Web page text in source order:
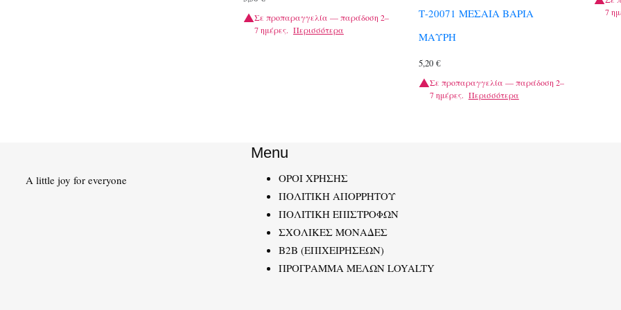
Σε προπαραγγελία — παράδοση 2–
7 ημέρες. Περισσότερα
Τ-20071 ΜΕΣΑΙΑ ΒΑΡΙΑ
ΜΑΥΡΗ
5,20 €
Σε προπαραγγελία — παράδοση 2–
7 ημέρες. Περισσότερα
7
A little joy for everyone
Menu
ΟΡΟΙ ΧΡΗΣΗΣ
ΠΟΛΙΤΙΚΗ ΑΠΟΡΡΗΤΟΥ
ΠΟΛΙΤΙΚΗ ΕΠΙΣΤΡΟΦΩΝ
ΣΧΟΛΙΚΕΣ ΜΟΝΑΔΕΣ
B2B (ΕΠΙΧΕΙΡΗΣΕΩΝ)
ΠΡΟΓΡΑΜΜΑ ΜΕΛΩΝ LOYALTY